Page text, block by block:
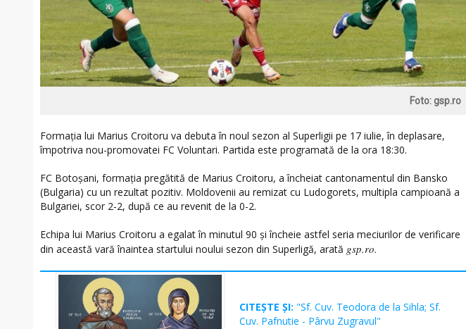
Foto: gsp.ro
Formația lui Marius Croitoru va debuta în noul sezon al Superligii pe 17 iulie, în deplasare,
împotriva nou-promovatei FC Voluntari. Partida este programată de la ora 18:30.
FC Botoșani, formația pregătită de Marius Croitoru, a încheiat cantonamentul din Bansko
(Bulgaria) cu un rezultat pozitiv. Moldovenii au remizat cu Ludogorets, multipla campioană a
Bulgariei, scor 2-2, după ce au revenit de la 0-2.
Echipa lui Marius Croitoru a egalat în minutul 90 și încheie astfel seria meciurilor de verificare
din această vară înaintea startului noului sezon din Superligă, arată gsp.ro.
CITEȘTE ȘI: "Sf. Cuv. Teodora de la Sihla; Sf.
Cuv. Pafnutie - Pârvu Zugravul"